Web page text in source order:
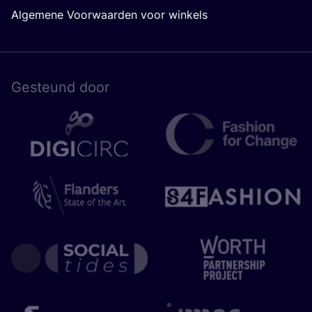
Algemene Voorwaarden voor winkels
Gesteund door